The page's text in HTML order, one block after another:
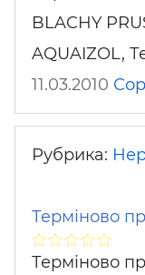
BLACHY
AQUAIZOL,
11.03.2010
Рубрика:
Терміново
Терміново